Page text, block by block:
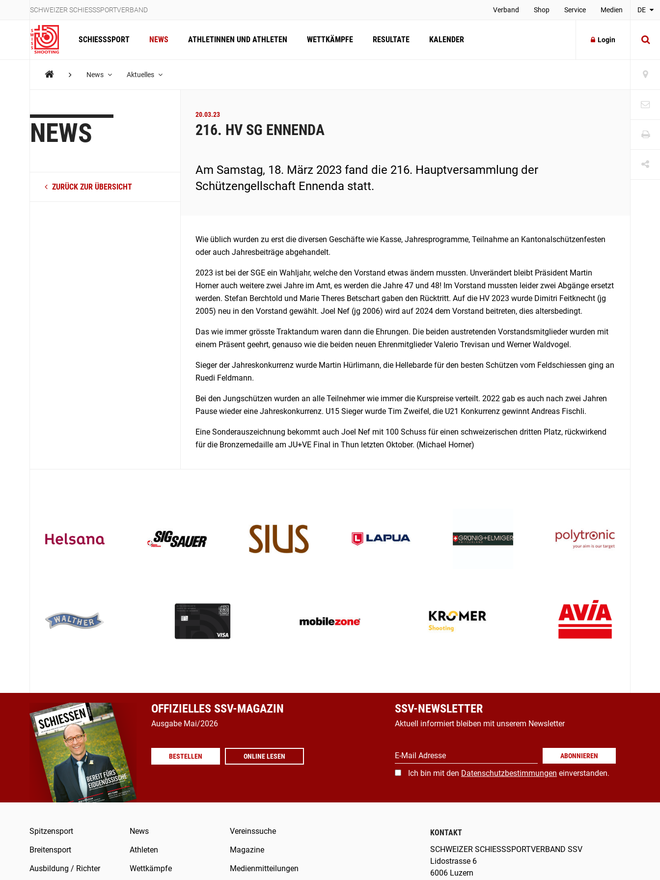
SCHWEIZER SCHIESSSPORTVERBAND Verband Shop Service Medien DE
SCHIESSSPORT NEWS ATHLETINNEN UND ATHLETEN WETTKÄMPFE RESULTATE KALENDER Login
News Aktuelles
NEWS
ZURÜCK ZUR ÜBERSICHT
20.03.23
216. HV SG ENNENDA
Am Samstag, 18. März 2023 fand die 216. Hauptversammlung der
Schützengellschaft Ennenda statt.
Wie üblich wurden zu erst die diversen Geschäfte wie Kasse, Jahresprogramme, Teilnahme an Kantonalschützenfesten
oder auch Jahresbeiträge abgehandelt.
2023 ist bei der SGE ein Wahljahr, welche den Vorstand etwas ändern mussten. Unverändert bleibt Präsident Martin
Horner auch weitere zwei Jahre im Amt, es werden die Jahre 47 und 48! Im Vorstand mussten leider zwei Abgänge ersetzt
werden. Stefan Berchtold und Marie Theres Betschart gaben den Rücktritt. Auf die HV 2023 wurde Dimitri Feitknecht (jg
2005) neu in den Vorstand gewählt. Joel Nef (jg 2006) wird auf 2024 dem Vorstand beitreten, dies altersbedingt.
Das wie immer grösste Traktandum waren dann die Ehrungen. Die beiden austretenden Vorstandsmitglieder wurden mit
einem Präsent geehrt, genauso wie die beiden neuen Ehrenmitglieder Valerio Trevisan und Werner Waldvogel.
Sieger der Jahreskonkurrenz wurde Martin Hürlimann, die Hellebarde für den besten Schützen vom Feldschiessen ging an
Ruedi Feldmann.
Bei den Jungschützen wurden an alle Teilnehmer wie immer die Kurspreise verteilt. 2022 gab es auch nach zwei Jahren
Pause wieder eine Jahreskonkurrenz. U15 Sieger wurde Tim Zweifel, die U21 Konkurrenz gewinnt Andreas Fischli.
Eine Sonderauszeichnung bekommt auch Joel Nef mit 100 Schuss für einen schweizerischen dritten Platz, rückwirkend
für die Bronzemedaille am JU+VE Final in Thun letzten Oktober. (Michael Horner)
OFFIZIELLES SSV-MAGAZIN
Ausgabe Mai/2026
BESTELLEN ONLINE LESEN
SSV-NEWSLETTER
Aktuell informiert bleiben mit unserem Newsletter
E-Mail Adresse ABONNIEREN
Ich bin mit den Datenschutzbestimmungen einverstanden.
Spitzensport
Breitensport
Ausbildung / Richter
News
Athleten
Wettkämpfe
Vereinssuche
Magazine
Medienmitteilungen
KONTAKT
SCHWEIZER SCHIESSSPORTVERBAND SSV
Lidostrasse 6
6006 Luzern